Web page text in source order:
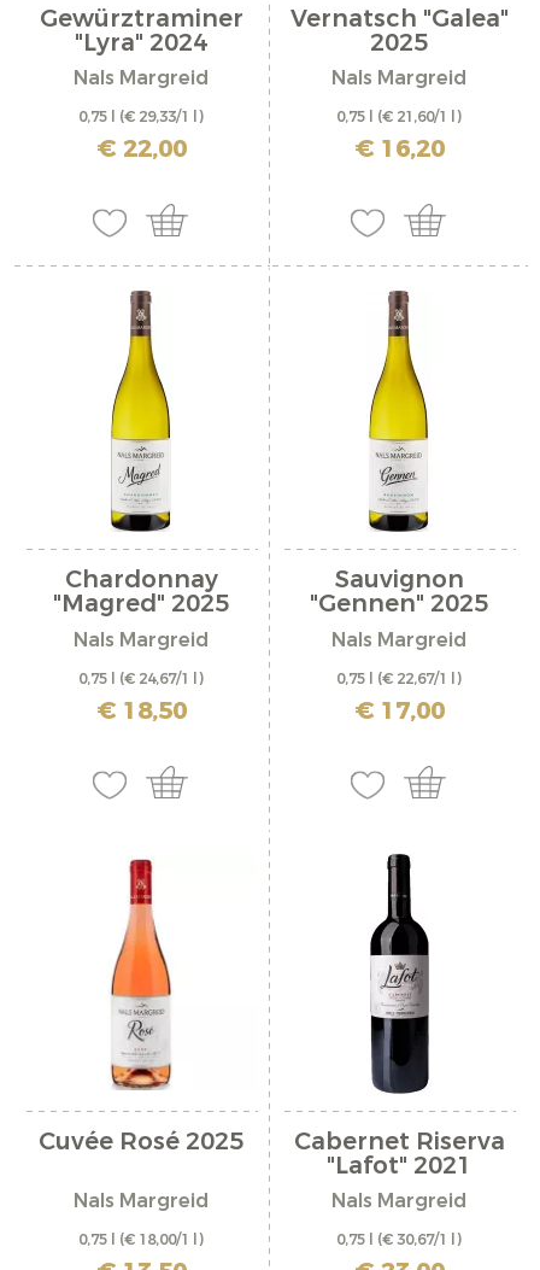
Gewürztraminer
"Lyra" 2024
Nals Margreid
0,75 l (€ 29,33/1 l)
inkl. MwSt. zzgl. Versandkosten
€ 22,00
Vernatsch "Galea"
2025
Nals Margreid
0,75 l (€ 21,60/1 l)
inkl. MwSt. zzgl. Versandkosten
€ 16,20
Chardonnay
"Magred" 2025
Nals Margreid
0,75 l (€ 24,67/1 l)
inkl. MwSt. zzgl. Versandkosten
€ 18,50
Sauvignon
"Gennen" 2025
Nals Margreid
0,75 l (€ 22,67/1 l)
inkl. MwSt. zzgl. Versandkosten
€ 17,00
Cuvée Rosé 2025
Nals Margreid
0,75 l (€ 18,00/1 l)
inkl. MwSt. zzgl. Versandkosten
Cabernet Riserva
"Lafot" 2021
Nals Margreid
0,75 l (€ 30,67/1 l)
inkl. MwSt. zzgl. Versandkosten